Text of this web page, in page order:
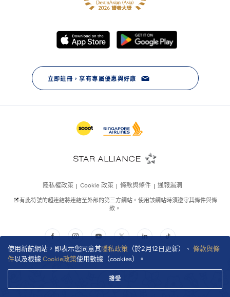
使用新航網站，即表示您同意其隱私政策 （於2月12日更新）、 條款與條
件以及根據Cookie政策使用數據（cookies）。
接受